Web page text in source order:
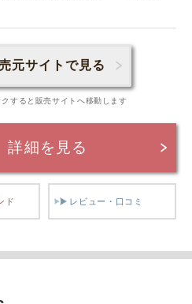
元サイトで見る
すると販売サイトへ移動します
詳細を見る
ド レビュー・口コミ